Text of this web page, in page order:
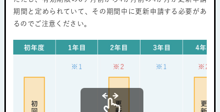
期間と定められていて、その期間中に更新申請する必要があ
るのでご注意ください。